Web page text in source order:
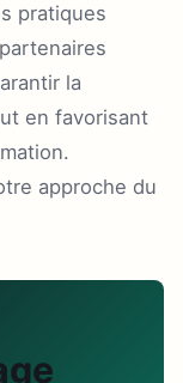
pratiques
la
en favorisant
approche du